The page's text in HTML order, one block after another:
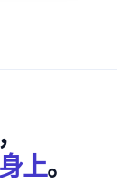
上。